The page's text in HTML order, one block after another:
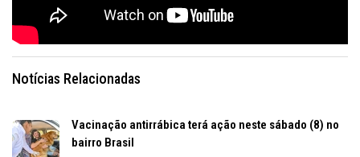
Notícias Relacionadas
Vacinação antirrábica terá ação neste sábado (8) no
bairro Brasil